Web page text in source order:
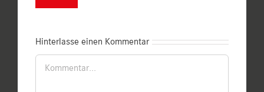
Hinterlasse einen Kommentar
Kommentar